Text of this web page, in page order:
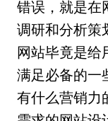
错误，就是在
调研和分析策
网站毕竟是给
满足必备的一
有什么营销力